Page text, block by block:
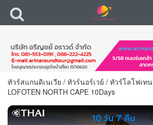
ทัวร์สแกนดิเนเวีย / ทัวร์นอร์เวย์ / ทัวร์โลโฟเทน
LOFOTEN NORTH CAPE 10Days